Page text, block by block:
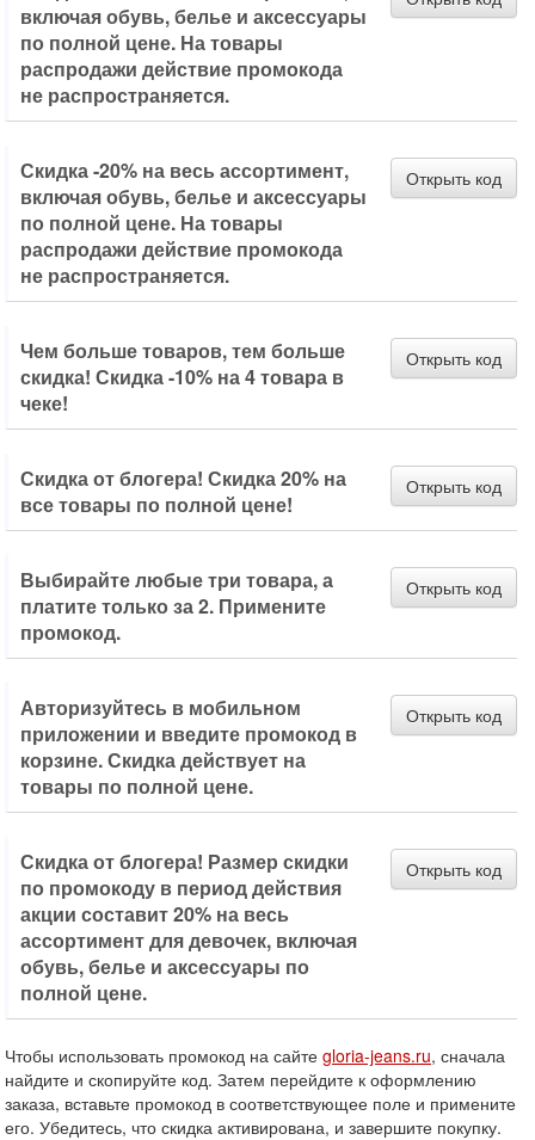
включая обувь, белье и аксессуары
по полной цене. На товары
распродажи действие промокода
не распространяется.
Скидка -20% на весь ассортимент,
включая обувь, белье и аксессуары
по полной цене. На товары
распродажи действие промокода
не распространяется.
Открыть код
Чем больше товаров, тем больше
скидка! Скидка -10% на 4 товара в
чеке!
Открыть код
Скидка от блогера! Скидка 20% на
все товары по полной цене!
Открыть код
Выбирайте любые три товара, а
платите только за 2. Примените
промокод.
Открыть код
Авторизуйтесь в мобильном
приложении и введите промокод в
корзине. Скидка действует на
товары по полной цене.
Открыть код
Скидка от блогера! Размер скидки
по промокоду в период действия
акции составит 20% на весь
ассортимент для девочек, включая
обувь, белье и аксессуары по
полной цене.
Открыть код
Чтобы использовать промокод на сайте gloria-jeans.ru, сначала
найдите и скопируйте код. Затем перейдите к оформлению
заказа, вставьте промокод в соответствующее поле и примените
его. Убедитесь, что скидка активирована, и завершите покупку.